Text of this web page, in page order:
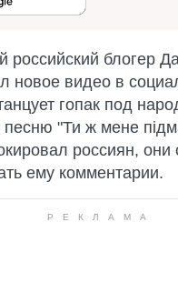
российский блогер
новое видео в
гопак под
песню "Ти ж мене
россиян, они
ему комментарии.